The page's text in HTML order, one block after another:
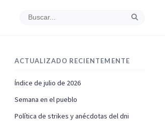
ACTUALIZADO RECIENTEMENTE
Índice de julio de 2026
Semana en el pueblo
Política de strikes y anécdotas del dni